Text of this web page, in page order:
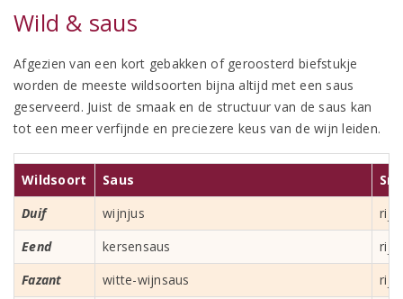
Wild & saus
Afgezien van een kort gebakken of geroosterd biefstukje
worden de meeste wildsoorten bijna altijd met een saus
geserveerd. Juist de smaak en de structuur van de saus kan
tot een meer verfijnde en preciezere keus van de wijn leiden.
Wildsoort Saus
Duif
wijnjus
rijp
Eend
kersensaus
rijp
Fazant
witte-wijnsaus
rijp